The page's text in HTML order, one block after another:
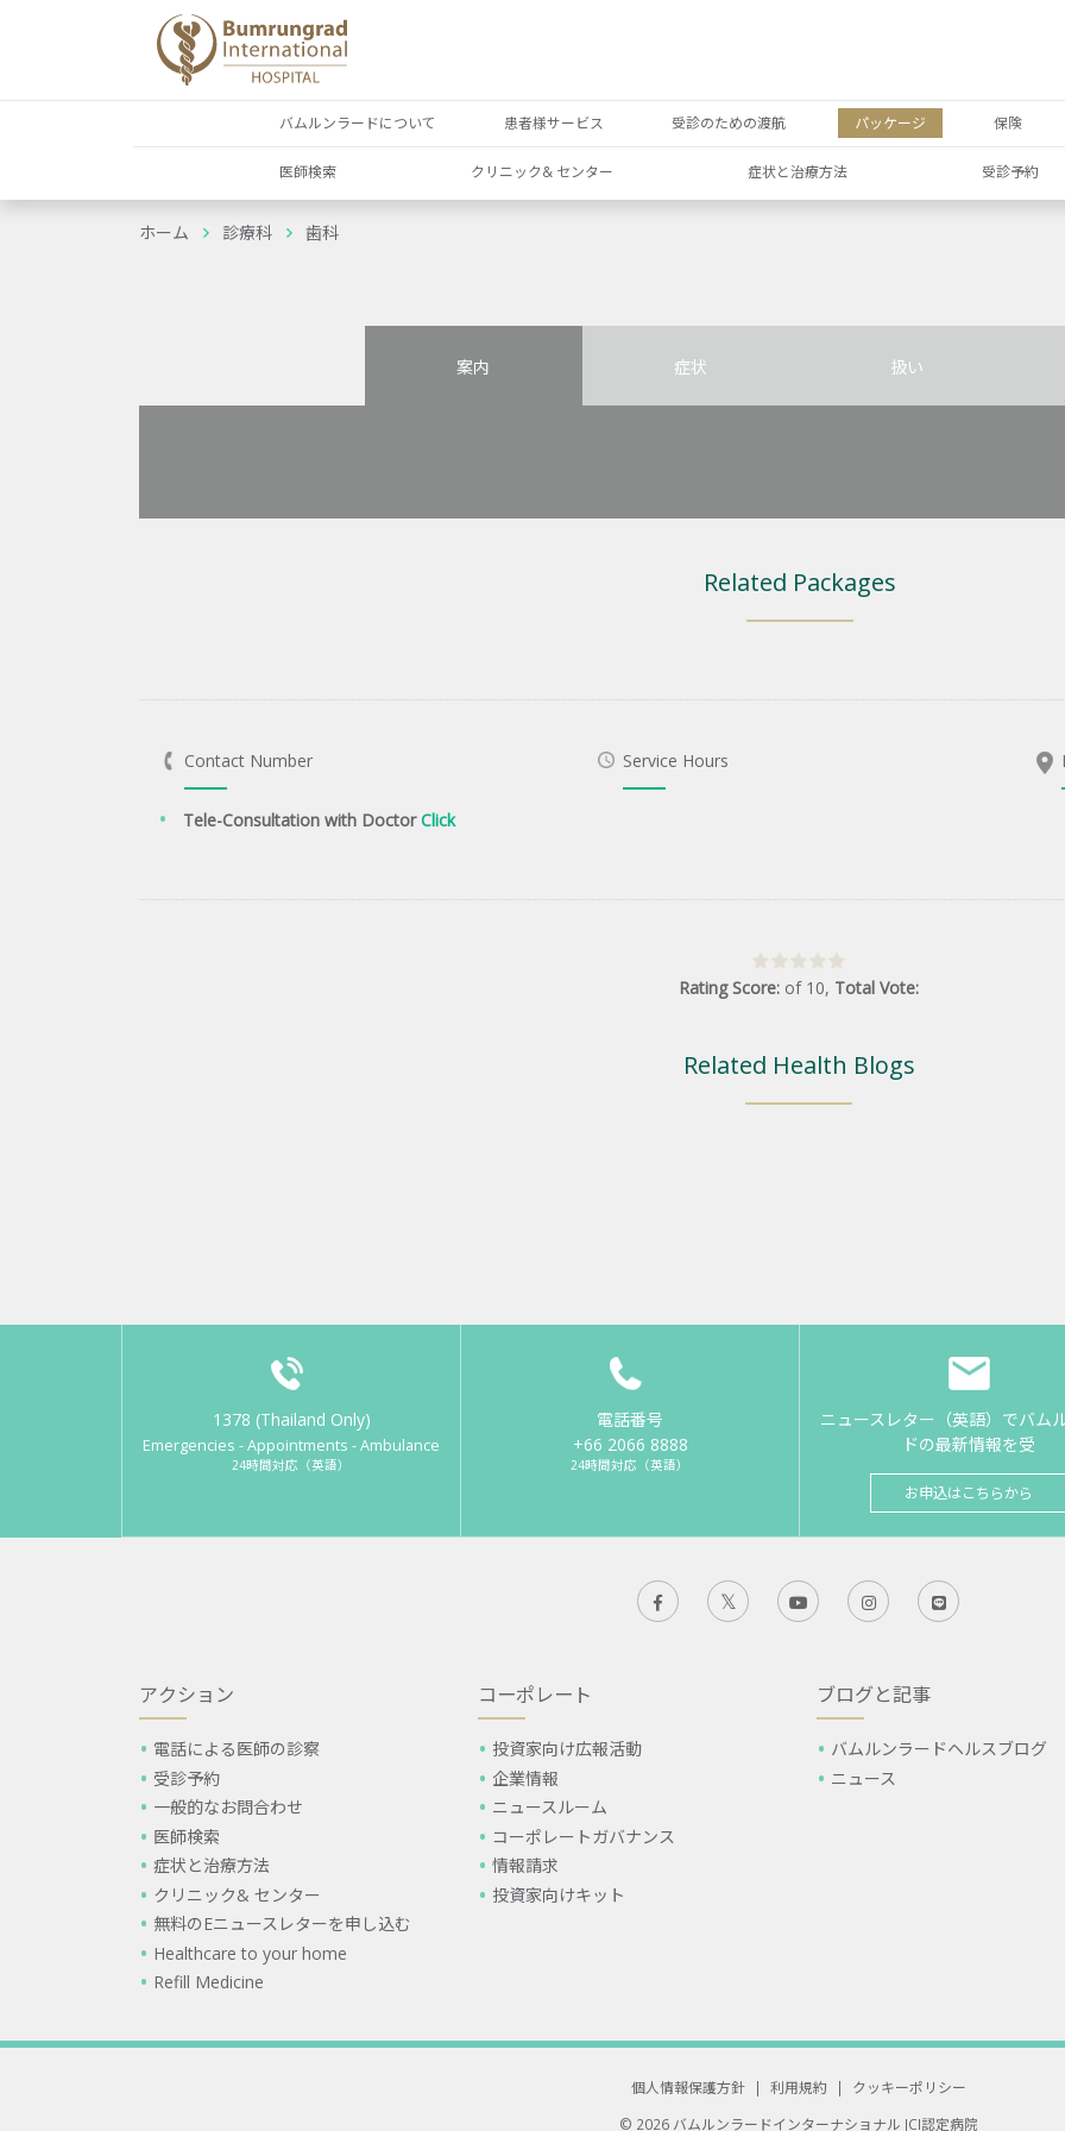
バムルンラードについて 患者様サービス 受診のための渡航 パッケージ 保険
医師検索 クリニック& センター 症状と治療方法 受診予約
ホーム 診療科 歯科
案内 症状 扱い
Related Packages
Contact Number
Tele-Consultation with DoctorClick
Service Hours
Rating Score: of 10, Total Vote:
Related Health Blogs
1378 (Thailand Only)
Emergencies - Appointments - Ambulance
24時間対応（英語）
電話番号
+66 2066 8888
24時間対応（英語）
ニュースレター（英語）でバム
ドの最新情報を受
お申込はこちらから
アクション
電話による医師の診察
受診予約
一般的なお問合わせ
医師検索
症状と治療方法
クリニック& センター
無料のEニュースレターを申し込む
Healthcare to your home
Refill Medicine
コーポレート
投資家向け広報活動
企業情報
ニュースルーム
コーポレートガバナンス
情報請求
投資家向けキット
ブログと記事
バムルンラードヘルスブログ
ニュース
個人情報保護方針 | 利用規約 |
クッキーポリシー
© 2026 バムルンラードインターナショナル JCI認定病院